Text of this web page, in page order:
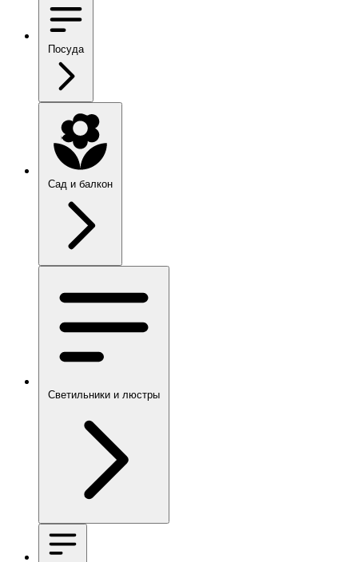
Посуда
Сад и балкон
Светильники и люстры